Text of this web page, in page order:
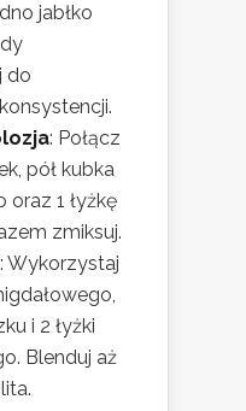
jabłko
do
: Połącz
pół kubka
oraz 1 łyżkę
zmiksuj.
: Wykorzystaj
i 2 łyżki
Blenduj aż